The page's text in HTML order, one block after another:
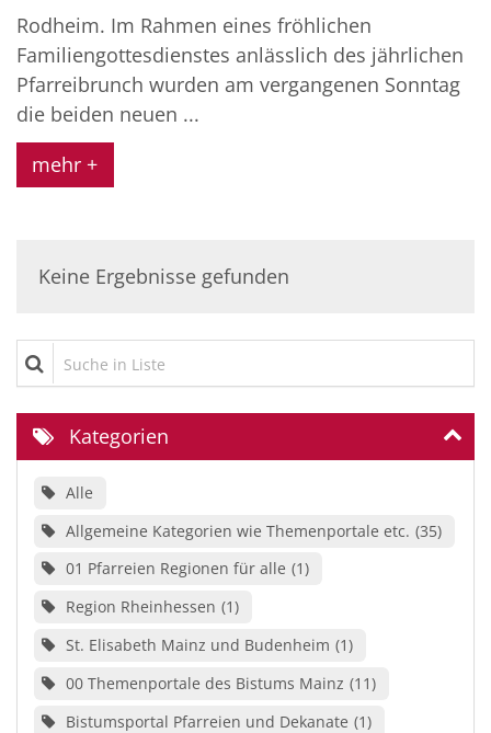
Rodheim. Im Rahmen eines fröhlichen
Familiengottesdienstes anlässlich des jährlichen
Pfarreibrunch wurden am vergangenen Sonntag
die beiden neuen ...
mehr +
Keine Ergebnisse gefunden
Suche in Liste
Kategorien
Alle
Allgemeine Kategorien wie Themenportale etc. 35
01 Pfarreien Regionen für alle 1
Region Rheinhessen 1
St. Elisabeth Mainz und Budenheim 1
00 Themenportale des Bistums Mainz 11
Bistumsportal Pfarreien und Dekanate 1